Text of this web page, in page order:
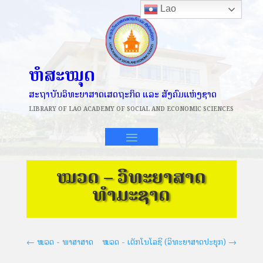
ຫໍສະໝຸດ
ສະຖາບັນວິທະຍາສາດເສດຖະກິດ ແລະ ສັງຄົມແຫ່ງຊາດ
LIBRARY OF LAO ACADEMY OF SOCIAL AND ECONOMIC SCIENCES
ໝວດ – ວິທະຍາສາດ
ທຳມະຊາດ
← ໝວດ - ພາສາສາດ ໝວດ - ເຕັກໂນໂລຊີ (ວິທະຍາສາດປະຍຸກ) →
Lao